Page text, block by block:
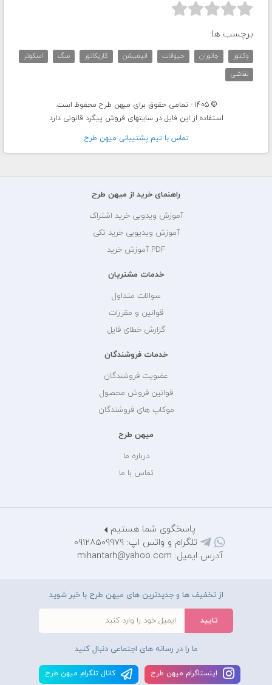



برچسب ها:
وکتور جانوران حیوانات انیمیشن کاریکاتور سگ
اسکوتر
نقاشی
© 1405 - تمامی حقوق برای میهن طرح محفوظ است.
استفاده از این فایل در سایتهای فروش پیگرد قانونی دارد
تماس با تيم پشتيبانی ميهن طرح
راهنمای خرید از میهن طرح
آموزش ویدویی خرید اشتراک
آموزش ویدیویی خرید تکی
PDF آموزش خرید
خدمات مشتریان
سوالات متداول
قوانین و مقررات
گزارش خطای فایل
خدمات فروشندگان
عضویت فروشندگان
قوانین فروش محصول
موکاپ های فروشندگان
میهن طرح
درباره ما
تماس با ما
پاسخگوی شما هستیم
تلگرام و واتس اپ: 09128509979
آدرس ایمیل: mihantarh@yahoo.com
از تخفیف ها و جدیدترین های میهن طرح با خبر شوید
ما را در رسانه های اجتماعی دنبال کنید
اينستاگرام ميهن طرح کانال تلگرام ميهن طرح